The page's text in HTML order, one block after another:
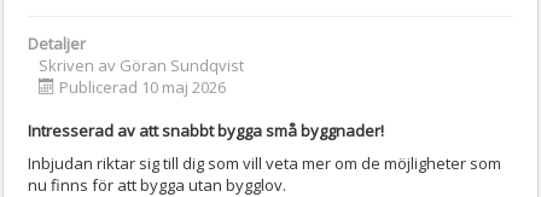
Detaljer
Skriven av Göran Sundqvist
Publicerad 10 maj 2026
Intresserad av att snabbt bygga små byggnader!
Inbjudan riktar sig till dig som vill veta mer om de möjligheter som
nu finns för att bygga utan bygglov.